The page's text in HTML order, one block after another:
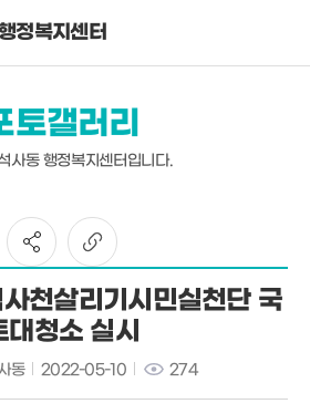
정복지센터
토갤러리
사동 행정복지센터입니다.
천살리기시민실천단 국
대청소 실시
동 2022-05-10 274